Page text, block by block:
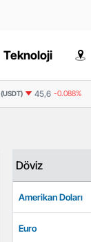
Teknoloji
(USDT) 45,6 -0.088%
Döviz
Amerikan Doları
Euro